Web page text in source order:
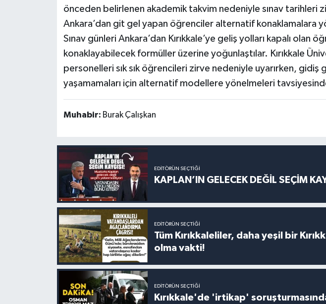
önceden belirlenen akademik takvim nedeniyle sınav tarihleri
Ankara’dan git gel yapan öğrenciler alternatif konaklamalara
Sınav günleri Ankara’dan Kırıkkale’ye geliş yolları kapalı olan
konaklayabilecek formüller üzerine yoğunlaştılar. Kırıkkale
personelleri sık sık öğrencileri zirve nedeniyle uyarırken, gidiş
yaşamamaları için alternatif modellere yönelmeleri
Muhabir: Burak Çalışkan
EDITÖRÜN SEÇTIĞI
KAPLAN’IN GELECEK DEĞİL SEÇİM
EDITÖRÜN SEÇTIĞI
Tüm Kırıkkaleliler, daha yeşil bir
olma vakti!
EDITÖRÜN SEÇTIĞI
Kırıkkale'de 'irtikap'